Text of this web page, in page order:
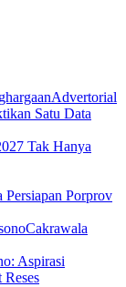
Advertorial
Satu Data
Porprov
Cakrawala
Aspirasi